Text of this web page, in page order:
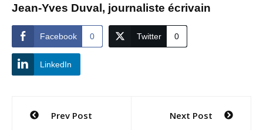
Jean-Yves Duval, journaliste écrivain
Facebook 0 Twitter 0
LinkedIn
Navigation
Prev Post Next Post